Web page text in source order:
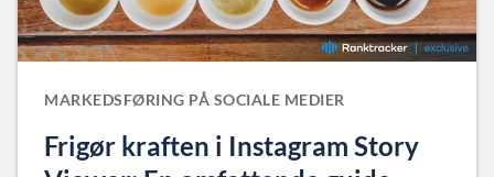
MARKEDSFØRING PÅ SOCIALE MEDIER
Frigør kraften i Instagram Story